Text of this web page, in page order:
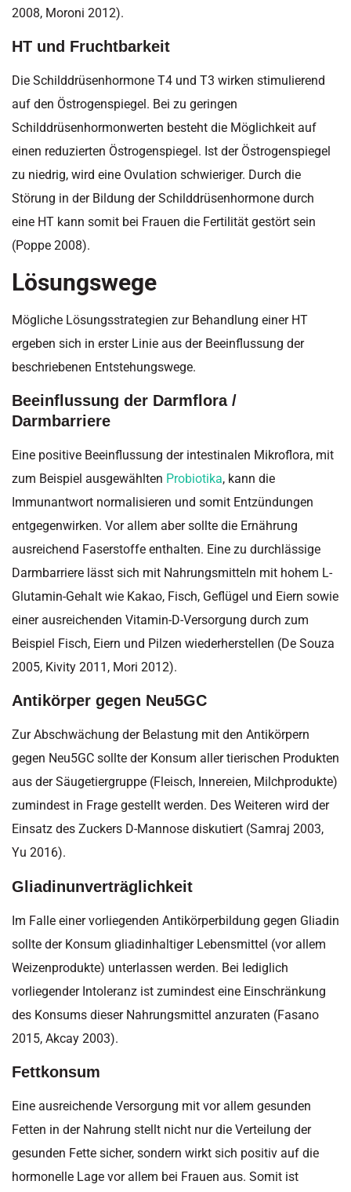
2008, Moroni 2012).
HT und Fruchtbarkeit
Die Schilddrüsenhormone T4 und T3 wirken stimulierend
auf den Östrogenspiegel. Bei zu geringen
Schilddrüsenhormonwerten besteht die Möglichkeit auf
einen reduzierten Östrogenspiegel. Ist der Östrogenspiegel
zu niedrig, wird eine Ovulation schwieriger. Durch die
Störung in der Bildung der Schilddrüsenhormone durch
eine HT kann somit bei Frauen die Fertilität gestört sein
(Poppe 2008).
Lösungswege
Mögliche Lösungsstrategien zur Behandlung einer HT
ergeben sich in erster Linie aus der Beeinflussung der
beschriebenen Entstehungswege.
Beeinflussung der Darmflora /
Darmbarriere
Eine positive Beeinflussung der intestinalen Mikroflora, mit
zum Beispiel ausgewählten Probiotika, kann die
Immunantwort normalisieren und somit Entzündungen
entgegenwirken. Vor allem aber sollte die Ernährung
ausreichend Faserstoffe enthalten. Eine zu durchlässige
Darmbarriere lässt sich mit Nahrungsmitteln mit hohem L-
Glutamin-Gehalt wie Kakao, Fisch, Geflügel und Eiern sowie
einer ausreichenden Vitamin-D-Versorgung durch zum
Beispiel Fisch, Eiern und Pilzen wiederherstellen (De Souza
2005, Kivity 2011, Mori 2012).
Antikörper gegen Neu5GC
Zur Abschwächung der Belastung mit den Antikörpern
gegen Neu5GC sollte der Konsum aller tierischen Produkten
aus der Säugetiergruppe (Fleisch, Innereien, Milchprodukte)
zumindest in Frage gestellt werden. Des Weiteren wird der
Einsatz des Zuckers D-Mannose diskutiert (Samraj 2003,
Yu 2016).
Gliadinunverträglichkeit
Im Falle einer vorliegenden Antikörperbildung gegen Gliadin
sollte der Konsum gliadinhaltiger Lebensmittel (vor allem
Weizenprodukte) unterlassen werden. Bei lediglich
vorliegender Intoleranz ist zumindest eine Einschränkung
des Konsums dieser Nahrungsmittel anzuraten (Fasano
2015, Akcay 2003).
Fettkonsum
Eine ausreichende Versorgung mit vor allem gesunden
Fetten in der Nahrung stellt nicht nur die Verteilung der
gesunden Fette sicher, sondern wirkt sich positiv auf die
hormonelle Lage vor allem bei Frauen aus. Somit ist